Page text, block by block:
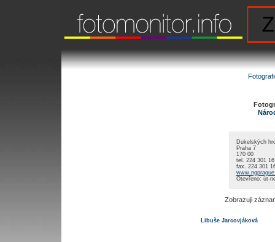
Dukelských
Praha 7
170 00
tel. 224 301
fax. 224 301
Otevřeno: út-
Zobrazuji
Libuše Jarcovjáková